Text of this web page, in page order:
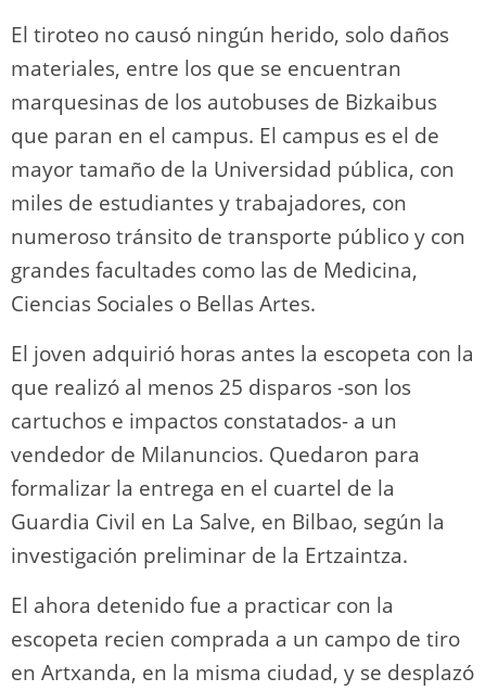
El tiroteo no causó ningún herido, solo daños
materiales, entre los que se encuentran
marquesinas de los autobuses de Bizkaibus
que paran en el campus. El campus es el de
mayor tamaño de la Universidad pública, con
miles de estudiantes y trabajadores, con
numeroso tránsito de transporte público y con
grandes facultades como las de Medicina,
Ciencias Sociales o Bellas Artes.
El joven adquirió horas antes la escopeta con la
que realizó al menos 25 disparos -son los
cartuchos e impactos constatados- a un
vendedor de Milanuncios. Quedaron para
formalizar la entrega en el cuartel de la
Guardia Civil en La Salve, en Bilbao, según la
investigación preliminar de la Ertzaintza.
El ahora detenido fue a practicar con la
escopeta recien comprada a un campo de tiro
en Artxanda, en la misma ciudad, y se desplazó